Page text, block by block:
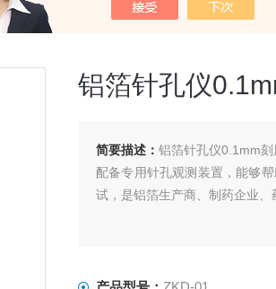
> ZKD-01铝箔针孔仪0.1mm刻度
铝箔针孔仪
简要描述： 铝箔针孔仪0.1mm刻
配备专用针孔观测装置，能够
试，是铝箔生产商、制药企业、